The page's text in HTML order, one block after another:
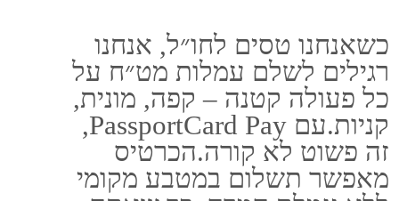
לרכישת ביטוח נסיעות מיידית
לחץ כאן​: